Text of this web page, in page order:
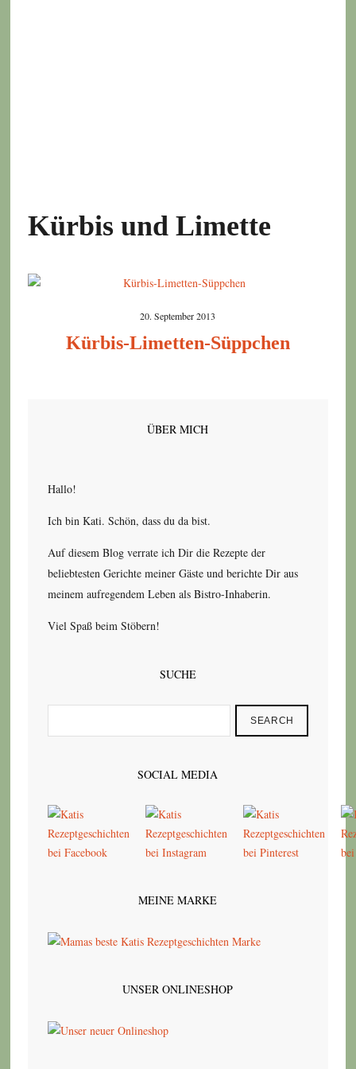
Kürbis und Limette
20. September 2013
Kürbis-Limetten-Süppchen
ÜBER MICH
Hallo!
Ich bin Kati. Schön, dass du da bist.
Auf diesem Blog verrate ich Dir die Rezepte der
beliebtesten Gerichte meiner Gäste und berichte Dir aus
meinem aufregendem Leben als Bistro-Inhaberin.
Viel Spaß beim Stöbern!
SUCHE
SEARCH
SOCIAL MEDIA
MEINE MARKE
UNSER ONLINESHOP